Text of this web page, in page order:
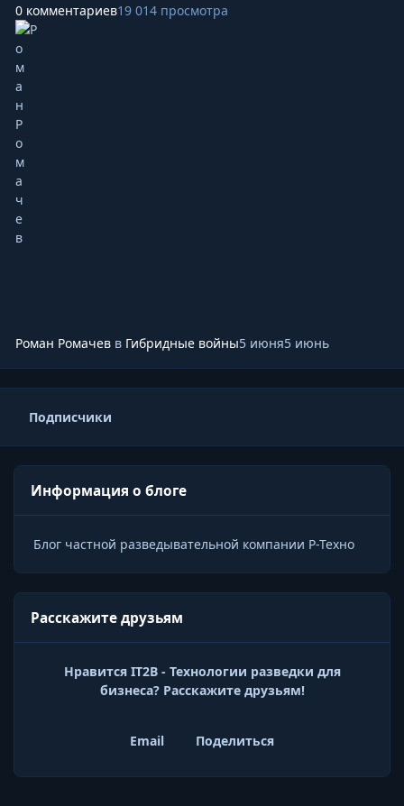
этом сообщает издание Intelligence Online, освещающее
деятельность мировых спецслужб (материал доступен по
подписке). Точное число отозванных неясно. В версии
материала на французском языке упоминаются два
агента, дислоцировавшихся в посольстве Франции в
Тбилиси, в статье на английском — три.
0 комментариев19 014 просмотра
Роман Ромачевв Гибридные войны5 июня5 июнь
Подписчики
Информация о блоге
Блог частной разведывательной компании Р-Техно
Расскажите друзьям
Нравится IT2B - Технологии разведки для
бизнеса? Расскажите друзьям!
Email Поделиться